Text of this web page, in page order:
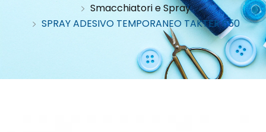
Smacchiatori e Spray
SPRAY ADESIVO TEMPORANEO TAKTER 650